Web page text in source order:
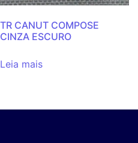
TR CANUT COMPOSE
CINZA ESCURO
Leia mais